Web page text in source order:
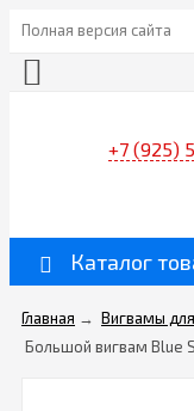
Полная версия сайта
+7 (925)
Каталог
Главная → Вигвамы
Большой вигвам Blue